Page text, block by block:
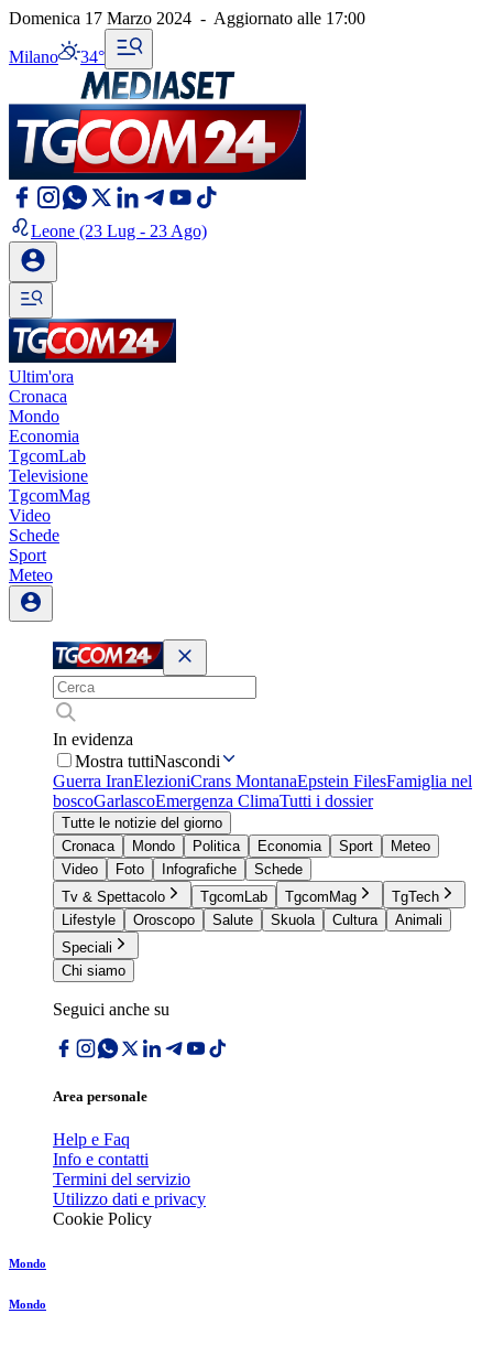
Domenica 17 Marzo 2024 - Aggiornato alle 17:00
Milano 34°
Leone (23 Lug - 23 Ago)
Ultim'ora
Cronaca
Mondo
Economia
TgcomLab
Televisione
TgcomMag
Video
Schede
Sport
Meteo
In evidenza
Mostra tuttiNascondi
Guerra IranElezioniCrans MontanaEpstein FilesFamiglia nel
boscoGarlascoEmergenza ClimaTutti i dossier
Tutte le notizie del giorno
Cronaca
Mondo Politica Economia Sport
Meteo
Video
Foto Infografiche
Schede
Tv & Spettacolo
TgcomLab TgcomMag
TgTech
Lifestyle
Oroscopo Salute Skuola Cultura
Animali
Speciali
Chi siamo
Seguici anche su
Area personale
Help e Faq
Info e contatti
Termini del servizio
Utilizzo dati e privacy
Cookie Policy
Mondo
Mondo